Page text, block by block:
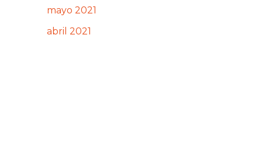
mayo 2021
abril 2021